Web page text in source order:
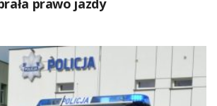
prawo jazdy